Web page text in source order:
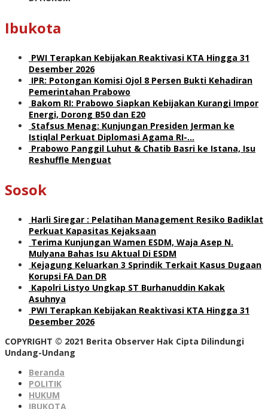
Ibukota
PWI Terapkan Kebijakan Reaktivasi KTA Hingga 31
Desember 2026
IPR: Potongan Komisi Ojol 8 Persen Bukti Kehadiran
Pemerintahan Prabowo
Bakom RI: Prabowo Siapkan Kebijakan Kurangi Impor
Energi, Dorong B50 dan E20
Stafsus Menag: Kunjungan Presiden Jerman ke
Istiqlal Perkuat Diplomasi Agama RI-…
Prabowo Panggil Luhut & Chatib Basri ke Istana, Isu
Reshuffle Menguat
Sosok
Harli Siregar : Pelatihan Management Resiko Badiklat
Perkuat Kapasitas Kejaksaan
Terima Kunjungan Wamen ESDM, Waja Asep N.
Mulyana Bahas Isu Aktual Di ESDM
Kejagung Keluarkan 3 Sprindik Terkait Kasus Dugaan
Korupsi FA Dan DR
Kapolri Listyo Ungkap ST Burhanuddin Kakak
Asuhnya
PWI Terapkan Kebijakan Reaktivasi KTA Hingga 31
Desember 2026
COPYRIGHT © 2021 Berita Observer Hak Cipta Dilindungi
Undang-Undang
Beranda
POLITIK
HUKUM
IBUKOTA